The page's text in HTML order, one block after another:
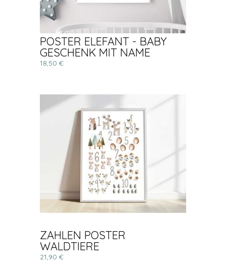
POSTER ELEFANT - BABY
GESCHENK MIT NAME
18,50 €
ZAHLEN POSTER
WALDTIERE
21,90 €